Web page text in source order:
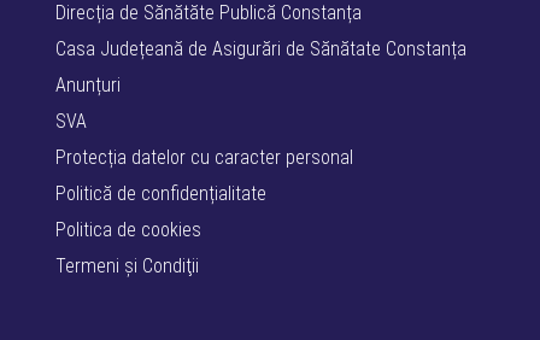
Direcția de Sănătăte Publică Constanța
Casa Județeană de Asigurări de Sănătate Constanța
Anunțuri
SVA
Protecția datelor cu caracter personal
Politică de confidențialitate
Politica de cookies
Termeni şi Condiţii